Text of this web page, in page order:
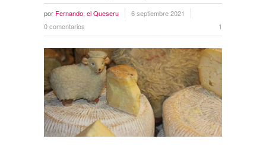
por Fernando, el Queseru
6 septiembre 2021
0 comentarios
1